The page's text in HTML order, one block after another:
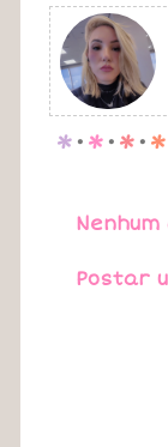
p . p . p . p
Postar